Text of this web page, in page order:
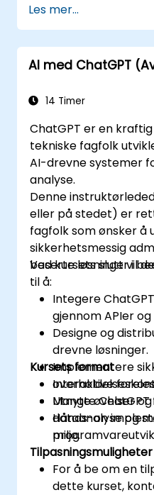
hjelp av ChatGPT.
Utforske nye
funksjonaliteter
forbedre sine
spesifikke
Les mer...
AI med ChatGPT
14 Timer
ChatGPT er en
tekniske fagfolk
AI-drevne systemer
analyse.
Denne
eller på stedet) er
fagfolk som ønsker å
sikkerhetsmessig
baserte løsninger i
Ved kursets slutt vil
til å:
Integere
gjennom APIer og
Designe og
drevne løsninger.
Implementere
Utnytte
dataanalyse og
Kursets format
Interaktive
Mange øvelser
Hånds-on
miljø.
For å be om en
dette kurset,